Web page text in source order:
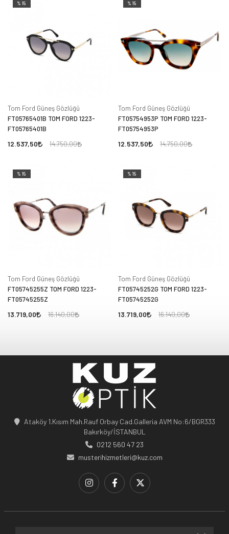
%15
Tom Ford Güneş Gözlüğü
FT05765401B TOM FORD 1223-
FT05765401B
12.537,50 14.750,00
%15
Tom Ford Güneş Gözlüğü
FT05754953P TOM FORD 1223-
FT05754953P
12.537,50 14.750,00
%15
Tom Ford Güneş Gözlüğü
FT05745255Z TOM FORD 1223-
FT05745255Z
13.719,00 16.140,00
%15
Tom Ford Güneş Gözlüğü
FT05745252G TOM FORD 1223-
FT05745252G
13.719,00 16.140,00
Ataköy 1.Kısım Mah.Rauf Orbay Cad.Galleria AVM No:6/BGR333
Bakırköy/İSTANBUL
0212 560 47 23
musterihizmetleri@kuz.com